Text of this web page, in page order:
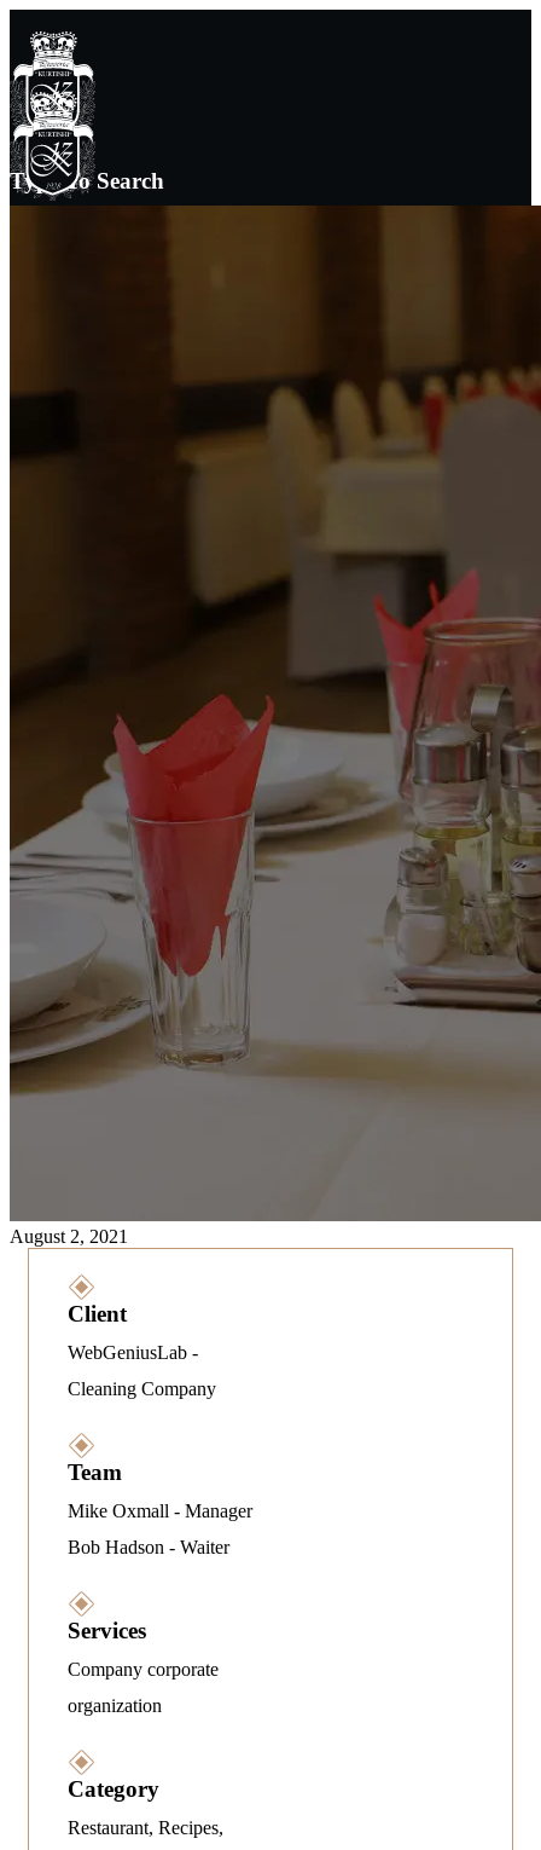
Type To Search
August 2, 2021
Client
WebGeniusLab -
Cleaning Company
Team
Mike Oxmall - Manager
Bob Hadson - Waiter
Services
Company corporate
organization
Category
Restaurant, Recipes,